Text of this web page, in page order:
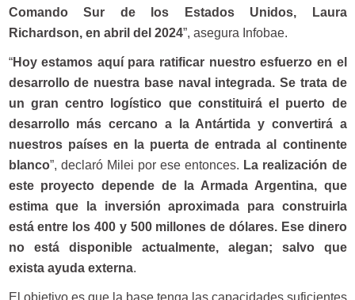
Comando Sur de los Estados Unidos, Laura
Richardson, en abril del 2024”, asegura Infobae.
“Hoy estamos aquí para ratificar nuestro esfuerzo en el
desarrollo de nuestra base naval integrada. Se trata de
un gran centro logístico que constituirá el puerto de
desarrollo más cercano a la Antártida y convertirá a
nuestros países en la puerta de entrada al continente
blanco”, declaró Milei por ese entonces. La realización de
este proyecto depende de la Armada Argentina, que
estima que la inversión aproximada para construirla
está entre los 400 y 500 millones de dólares. Ese dinero
no está disponible actualmente, alegan; salvo que
exista ayuda externa.
El objetivo es que la base tenga las capacidades suficientes